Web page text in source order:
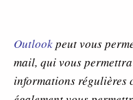
Outlookpeut vous
mail, qui vous
informations régulières